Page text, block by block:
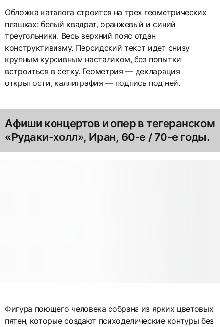
Обложка каталога строится на трех геометрических
плашках: белый квадрат, оранжевый и синий
треугольники. Весь верхний пояс отдан
конструктивизму. Персидский текст идет снизу
крупным курсивным насталиком, без попытки
встроиться в сетку. Геометрия — декларация
открытости, каллиграфия — подпись под ней.
Афиши концертов и опер в тегеранском
«Рудаки-холл», Иран, 60-е / 70-е годы.
Фигура поющего человека собрана из ярких цветовых
пятен, которые создают психоделические контуры без